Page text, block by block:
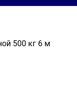
500 кг 6 м